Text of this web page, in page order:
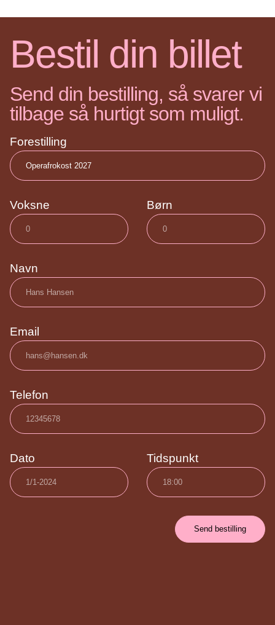
Bestil din billet
Send din bestilling, så svarer vi
tilbage så hurtigt som muligt.
Forestilling
Voksne Børn
Navn
Email
Telefon
Dato Tidspunkt
Send bestilling